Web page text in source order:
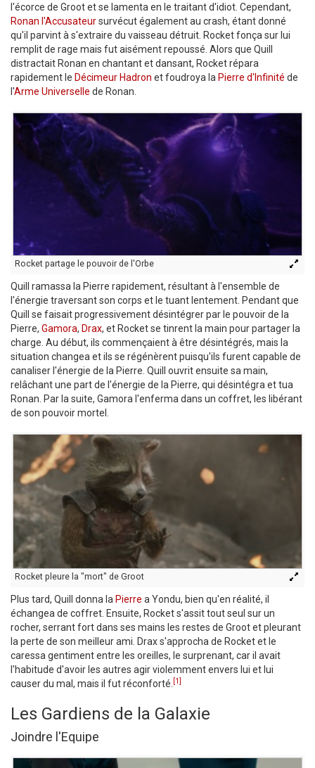
l'écorce de Groot et se lamenta en le traitant d'idiot. Cependant,
Ronan l'Accusateursurvécut également au crash, étant donné
qu'il parvint à s'extraire du vaisseau détruit. Rocket fonça sur lui
remplit de rage mais fut aisément repoussé. Alors que Quill
distractait Ronan en chantant et dansant, Rocket répara
rapidement le Décimeur Hadron et foudroya la Pierre d'Infinité de
l'Arme Universelle de Ronan.
Rocket partage le pouvoir de l'Orbe
Quill ramassa la Pierre rapidement, résultant à l'ensemble de
l'énergie traversant son corps et le tuant lentement. Pendant que
Quill se faisait progressivement désintégrer par le pouvoir de la
Pierre, Gamora, Drax, et Rocket se tinrent la main pour partager la
charge. Au début, ils commençaient à être désintégrés, mais la
situation changea et ils se régénèrent puisqu'ils furent capable de
canaliser l'énergie de la Pierre. Quill ouvrit ensuite sa main,
relâchant une part de l'énergie de la Pierre, qui désintégra et tua
Ronan. Par la suite, Gamora l'enferma dans un coffret, les libérant
de son pouvoir mortel.
Rocket pleure la "mort" de Groot
Plus tard, Quill donna la Pierre a Yondu, bien qu'en réalité, il
échangea de coffret. Ensuite, Rocket s'assit tout seul sur un
rocher, serrant fort dans ses mains les restes de Groot et pleurant
la perte de son meilleur ami. Drax s'approcha de Rocket et le
caressa gentiment entre les oreilles, le surprenant, car il avait
l'habitude d'avoir les autres agir violemment envers lui et lui
causer du mal, mais il fut réconforté. [1]
Les Gardiens de la Galaxie
Joindre l'Equipe